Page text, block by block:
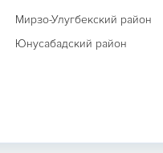
Мирзо-Улугбекский район
Юнусабадский район